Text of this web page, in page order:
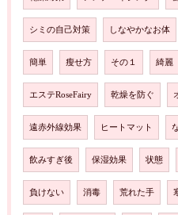
シミの自己対策 しなやかなお体
簡単 瘦せ方 その１ 綺麗
エステRoseFairy 乾燥を防ぐ
遠赤外線効果 ヒートマット
飲みすぎ後 保湿効果 状態
負けない 消毒 荒れた手